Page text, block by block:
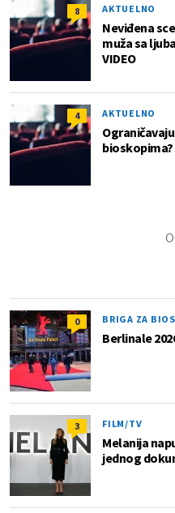
8 AKTUELNO
Neviđena
muža sa
VIDEO
4 AKTUELNO
0 BRIGA ZA
Berlinale
3 FILM/TV
Melanija
jednog